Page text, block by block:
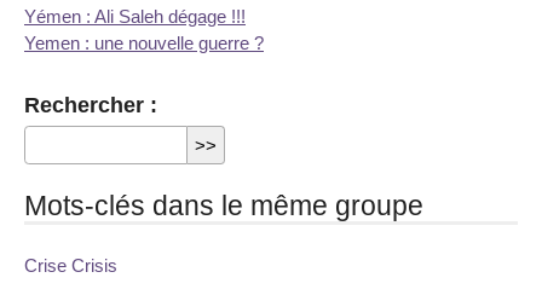
Yémen : Ali Saleh dégage !!!
Yemen : une nouvelle guerre ?
Rechercher :
Mots-clés dans le même groupe
Crise Crisis